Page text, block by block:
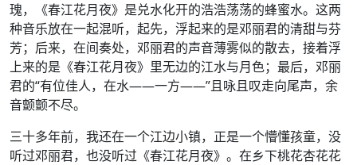
瑰，《春江花月夜》是兑水化开的浩浩荡荡的蜂蜜水。这两
种音乐放在一起混听，起先，浮起来的是邓丽君的清甜与芬
芳；后来，在间奏处，邓丽君的声音薄雾似的散去，接着浮
上来的是《春江花月夜》里无边的江水与月色；最后，邓丽
君的“有位佳人，在水——一方——”且咏且叹走向尾声，余
音颤颤不尽。
三十多年前，我还在一个江边小镇，正是一个懵懂孩童，没
听过邓丽君，也没听过《春江花月夜》。在乡下桃花杏花花